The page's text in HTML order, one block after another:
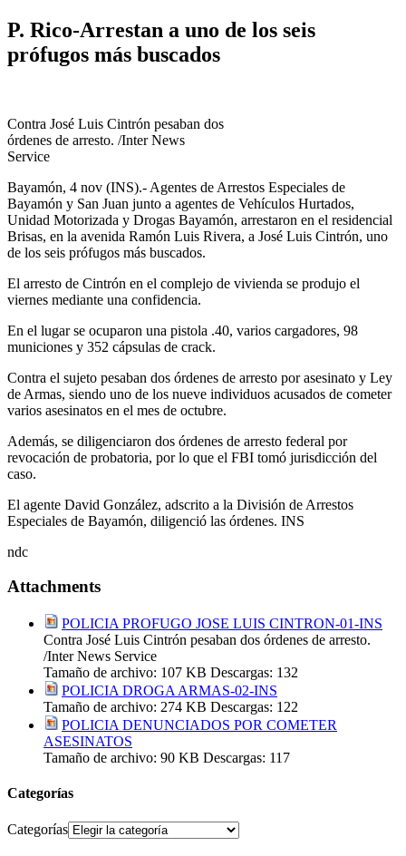
P. Rico-Arrestan a uno de los seis
prófugos más buscados
Contra José Luis Cintrón pesaban dos
órdenes de arresto. /Inter News
Service
Bayamón, 4 nov (INS).- Agentes de Arrestos Especiales de
Bayamón y San Juan junto a agentes de Vehículos Hurtados,
Unidad Motorizada y Drogas Bayamón, arrestaron en el residencial
Brisas, en la avenida Ramón Luis Rivera, a José Luis Cintrón, uno
de los seis prófugos más buscados.
El arresto de Cintrón en el complejo de vivienda se produjo el
viernes mediante una confidencia.
En el lugar se ocuparon una pistola .40, varios cargadores, 98
municiones y 352 cápsulas de crack.
Contra el sujeto pesaban dos órdenes de arresto por asesinato y Ley
de Armas, siendo uno de los nueve individuos acusados de cometer
varios asesinatos en el mes de octubre.
Además, se diligenciaron dos órdenes de arresto federal por
revocación de probatoria, por lo que el FBI tomó jurisdicción del
caso.
El agente David González, adscrito a la División de Arrestos
Especiales de Bayamón, diligenció las órdenes. INS
ndc
Attachments
POLICIA PROFUGO JOSE LUIS CINTRON-01-INS
Contra José Luis Cintrón pesaban dos órdenes de arresto.
/Inter News Service
Tamaño de archivo: 107 KB Descargas: 132
POLICIA DROGA ARMAS-02-INS
Tamaño de archivo: 274 KB Descargas: 122
POLICIA DENUNCIADOS POR COMETER
ASESINATOS
Tamaño de archivo: 90 KB Descargas: 117
Categorías
Categorías